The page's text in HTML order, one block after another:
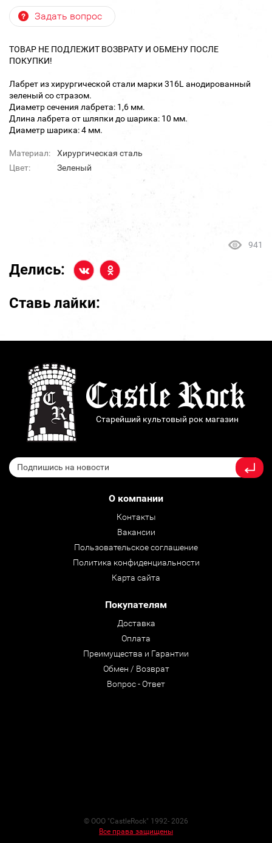
Задать вопрос
ТОВАР НЕ ПОДЛЕЖИТ ВОЗВРАТУ И ОБМЕНУ ПОСЛЕ
ПОКУПКИ!
Лабрет из хирургической стали марки 316L анодированный
зеленый со стразом.
Диаметр сечения лабрета: 1,6 мм.
Длина лабрета от шляпки до шарика: 10 мм.
Диаметр шарика: 4 мм.
Материал:
Хирургическая сталь
Цвет:
Зеленый
941
Делись:
Ставь лайки:
Старейший культовый рок магазин
О компании
Контакты
Вакансии
Пользовательское соглашение
Политика конфиденциальности
Карта сайта
Покупателям
Доставка
Оплата
Преимущества и Гарантии
Обмен / Возврат
Вопрос - Ответ
© ООО "CastleRock" 1992- 2026
Все права защищены